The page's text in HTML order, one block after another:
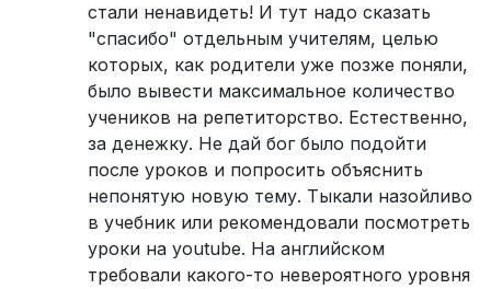
стали ненавидеть! И тут надо сказать
"спасибо" отдельным учителям, целью
которых, как родители уже позже поняли,
было вывести максимальное количество
учеников на репетиторство. Естественно,
за денежку. Не дай бог было подойти
после уроков и попросить объяснить
непонятую новую тему. Тыкали назойливо
в учебник или рекомендовали посмотреть
уроки на youtube. На английском
требовали какого-то невероятного уровня